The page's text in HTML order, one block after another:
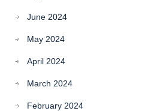
June 2024
May 2024
April 2024
March 2024
February 2024